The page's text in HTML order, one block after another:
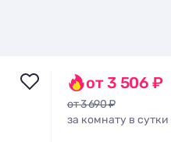
от 3 506 ₽
от 3 690 ₽
за комнату в сутки